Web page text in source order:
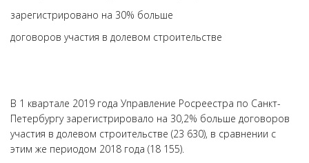
зарегистрировано на 30% больше
договоров участия в долевом строительстве
В 1 квартале 2019 года Управление Росреестра по Санкт-
Петербургу зарегистрировало на 30,2% больше договоров
участия в долевом строительстве (23 630), в сравнении с
этим же периодом 2018 года (18 155).